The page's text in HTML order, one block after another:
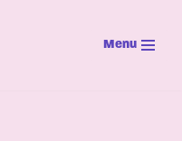
Menu